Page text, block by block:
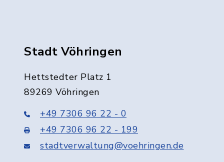
Stadt Vöhringen
Hettstedter Platz 1
89269 Vöhringen
+49 7306 96 22 - 0
+49 7306 96 22 - 199
stadtverwaltung@voehringen.de